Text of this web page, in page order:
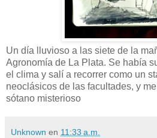
Un día lluvioso a las siete de la
Agronomía de La Plata. Se había
el clima y salí a recorrer como un
neoclásicos de las facultades, y
sótano misterioso
Unknown en 11:33 a.m.